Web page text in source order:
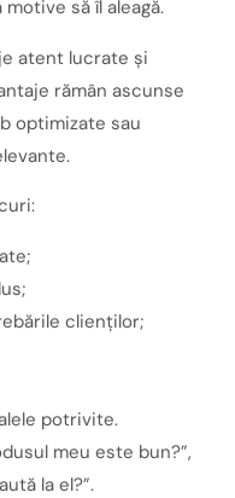
să îl aleagă.
atent lucrate și
rămân ascunse
optimizate sau
clienților;
potrivite.
meu este bun?”,
la el?”.